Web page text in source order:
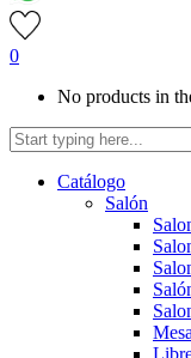
0
No products in
Catálogo
Salón